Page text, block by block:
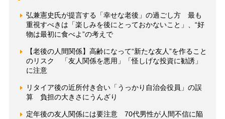
弘兼憲史氏が提言する「幸せな老後」の過ごし方 最も
重視すべきは「楽しみを後にとっておかないこと」、“好
物は最初に食べよ”の考えで
【老後の人間関係】高齢になって“新たな友人”を作ること
のリスク 「友人関係を悪用」「怪しげな投資に勧誘」
に注意
リタイア後の近所付き合い「うっかり自治会役員」の誤
算 負担の大きさにうんざり
定年後の友人関係には要注意 70代男性が人間不信に陥